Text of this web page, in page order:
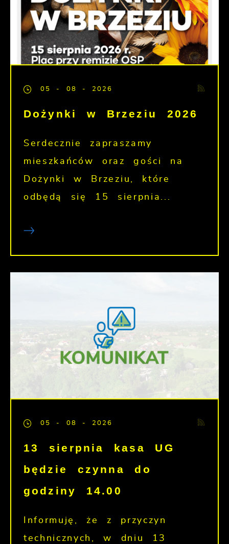
05 - 08 - 2026
Dożynki w Brzeziu 2026
Serdecznie zapraszamy
mieszkańców oraz gości na
Dożynki w Brzeziu, które
odbędą się 15 sierpnia...
05 - 08 - 2026
13 sierpnia kasa UG
będzie czynna do
godziny 14.00
Informuję, że z przyczyn
technicznych, w dniu 13